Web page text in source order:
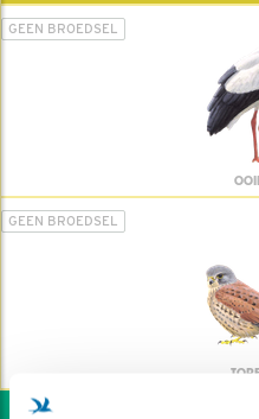
GEEN BROEDSEL
GEEN BROEDSEL